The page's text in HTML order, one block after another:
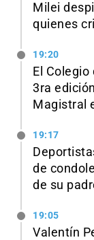
Milei
quienes
19:20
El
3ra
Magistral
19:17
de
de su
19:05
Valentín